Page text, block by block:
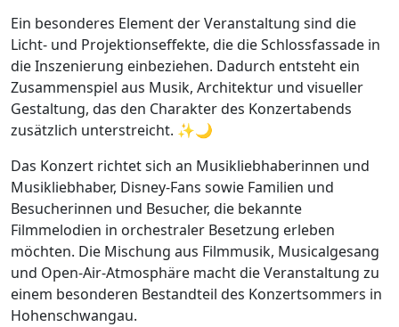
Ein besonderes Element der Veranstaltung sind die
Licht- und Projektionseffekte, die die Schlossfassade in
die Inszenierung einbeziehen. Dadurch entsteht ein
Zusammenspiel aus Musik, Architektur und visueller
Gestaltung, das den Charakter des Konzertabends
zusätzlich unterstreicht. ✨🌙
Das Konzert richtet sich an Musikliebhaberinnen und
Musikliebhaber, Disney-Fans sowie Familien und
Besucherinnen und Besucher, die bekannte
Filmmelodien in orchestraler Besetzung erleben
möchten. Die Mischung aus Filmmusik, Musicalgesang
und Open-Air-Atmosphäre macht die Veranstaltung zu
einem besonderen Bestandteil des Konzertsommers in
Hohenschwangau.